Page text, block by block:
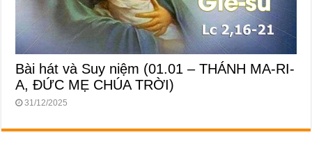
Bài hát và Suy niệm (01.01 – THÁNH MA-RI-
A, ĐỨC MẸ CHÚA TRỜI)
31/12/2025